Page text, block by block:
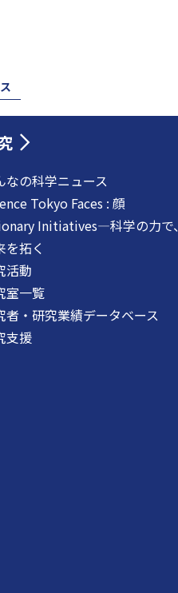
なの科学ニュース
Tokyo Faces : 顔
Initiatives―科学の力で、
を拓く
活動
室一覧
者・研究業績データベース
支援